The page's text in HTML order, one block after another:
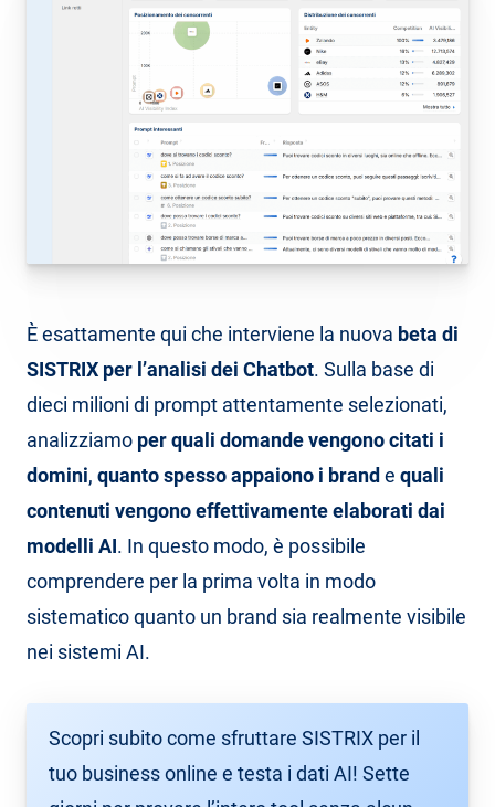
È esattamente qui che interviene la nuova beta di
SISTRIX per l’analisi dei Chatbot. Sulla base di
dieci milioni di prompt attentamente selezionati,
analizziamo per quali domande vengono citati i
domini, quanto spesso appaiono i brande quali
contenuti vengono effettivamente elaborati dai
modelli AI. In questo modo, è possibile
comprendere per la prima volta in modo
sistematico quanto un brand sia realmente visibile
nei sistemi AI.
Scopri subito come sfruttare SISTRIX per il
tuo business online e testa i dati AI! Sette